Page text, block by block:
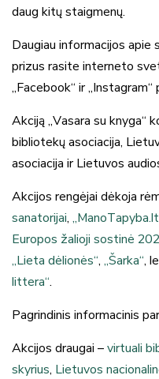
daug kitų staigmenų.
Daugiau informacijos apie
prizus rasite interneto
„Facebook“ ir „Instagram“
Akciją „Vasara su knyga“
bibliotekų asociacija,
asociacija ir Lietuvos
Akcijos rengėjai dėkoja
sanatorijai,
Europos žalioji sostinė
„Lieta dėlionės“, „Šarka“,
littera“.
Pagrindinis informacinis
Akcijos draugai –virtuali
skyrius, Lietuvos